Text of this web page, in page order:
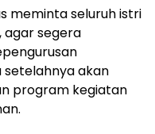
meminta seluruh istri
agar segera
setelahnya akan
program kegiatan